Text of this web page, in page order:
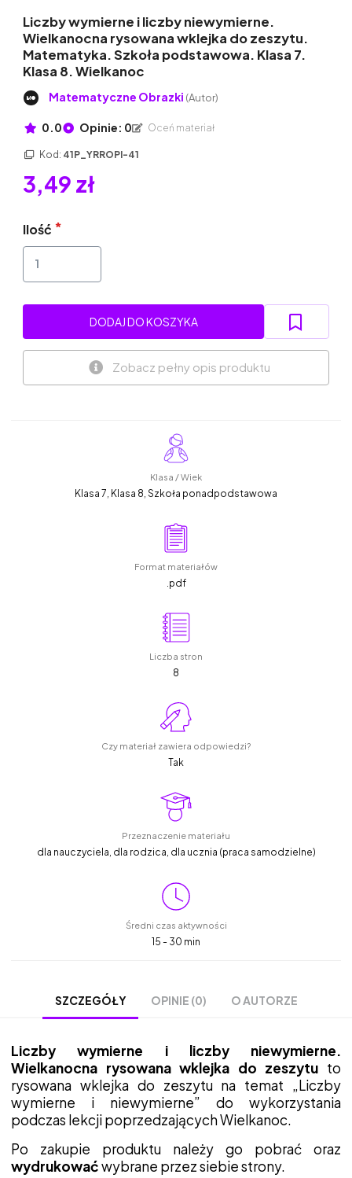
Liczby wymierne i liczby niewymierne.
Wielkanocna rysowana wklejka do zeszytu.
Matematyka. Szkoła podstawowa. Klasa 7.
Klasa 8. Wielkanoc
Matematyczne Obrazki (Autor)
0.0 Opinie: 0 Oceń materiał
Kod: 41P_YRROPI-41
3,49 zł
Ilość
DODAJ DO KOSZYKA
Zobacz pełny opis produktu
Klasa / Wiek
Klasa 7, Klasa 8, Szkoła ponadpodstawowa
Format materiałów
.pdf
Liczba stron
8
Czy materiał zawiera odpowiedzi?
Tak
Przeznaczenie materiału
dla nauczyciela, dla rodzica, dla ucznia (praca samodzielne)
Średni czas aktywności
15 - 30 min
SZCZEGÓŁY OPINIE (0) O AUTORZE
Liczby wymierne i liczby niewymierne.
Wielkanocna rysowana wklejka do zeszytu to
rysowana wklejka do zeszytu na temat „Liczby
wymierne i niewymierne” do wykorzystania
podczas lekcji poprzedzających Wielkanoc.
Po zakupie produktu należy go pobrać oraz
wydrukowaćwybrane przez siebie strony.